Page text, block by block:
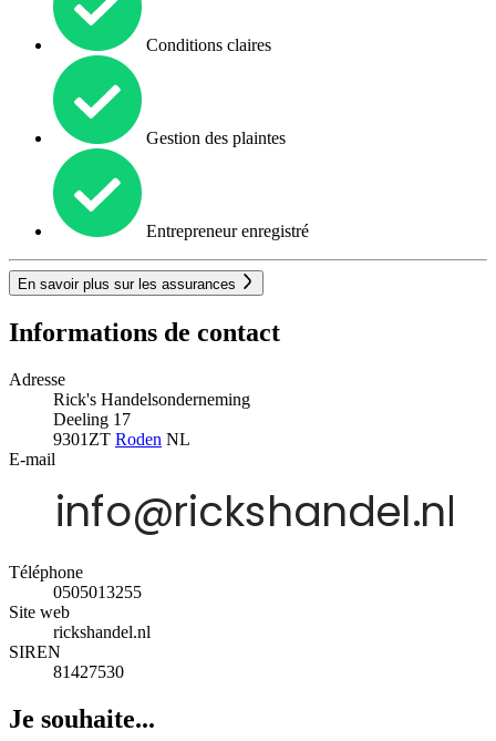
Conditions claires
Gestion des plaintes
Entrepreneur enregistré
En savoir plus sur les assurances
Informations de contact
Adresse
Rick's Handelsonderneming
Deeling 17
9301ZT Roden NL
E-mail
Téléphone
0505013255
Site web
rickshandel.nl
SIREN
81427530
Je souhaite...